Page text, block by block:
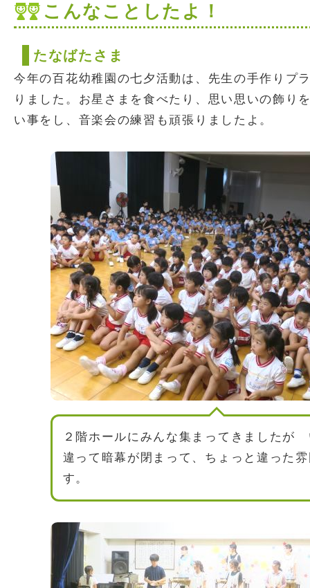
こんなことしたよ！
たなばたさま
今年の百花幼稚園の七夕活動は、先生の手作りプ
りました。お星さまを食べたり、思い思いの飾り
い事をし、音楽会の練習も頑張りましたよ。
２階ホールにみんな集まってきましたが
違って暗幕が閉まって、ちょっと違った
す。